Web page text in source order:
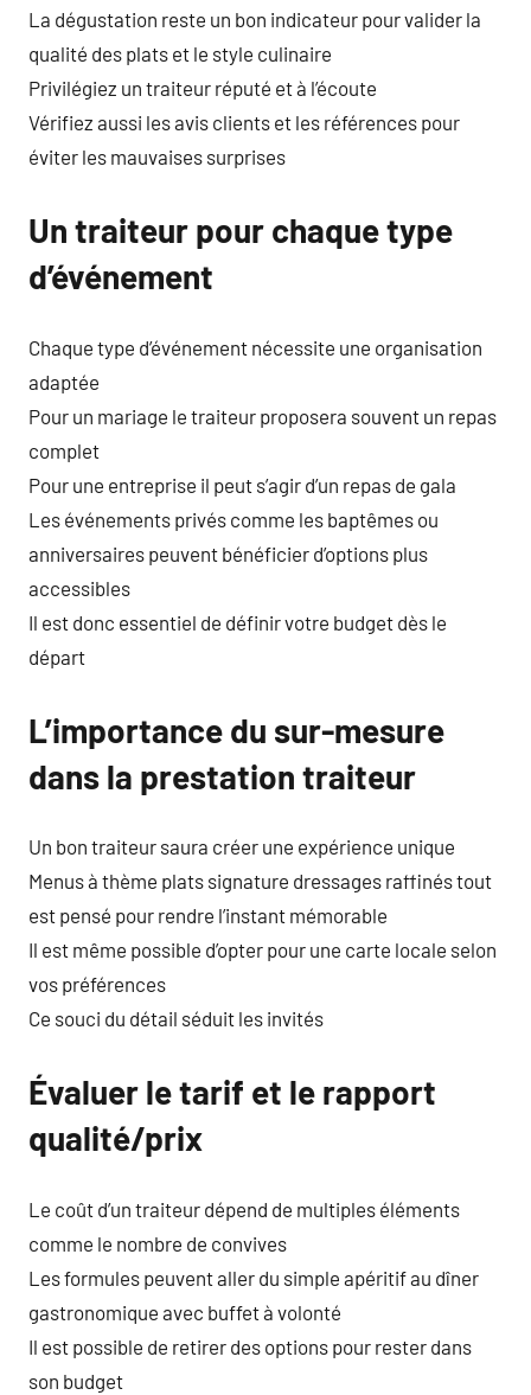
La dégustation reste un bon indicateur pour valider la
qualité des plats et le style culinaire
Privilégiez un traiteur réputé et à l’écoute
Vérifiez aussi les avis clients et les références pour
éviter les mauvaises surprises
Un traiteur pour chaque type
d’événement
Chaque type d’événement nécessite une organisation
adaptée
Pour un mariage le traiteur proposera souvent un repas
complet
Pour une entreprise il peut s’agir d’un repas de gala
Les événements privés comme les baptêmes ou
anniversaires peuvent bénéficier d’options plus
accessibles
Il est donc essentiel de définir votre budget dès le
départ
L’importance du sur-mesure
dans la prestation traiteur
Un bon traiteur saura créer une expérience unique
Menus à thème plats signature dressages raffinés tout
est pensé pour rendre l’instant mémorable
Il est même possible d’opter pour une carte locale selon
vos préférences
Ce souci du détail séduit les invités
Évaluer le tarif et le rapport
qualité/prix
Le coût d’un traiteur dépend de multiples éléments
comme le nombre de convives
Les formules peuvent aller du simple apéritif au dîner
gastronomique avec buffet à volonté
Il est possible de retirer des options pour rester dans
son budget